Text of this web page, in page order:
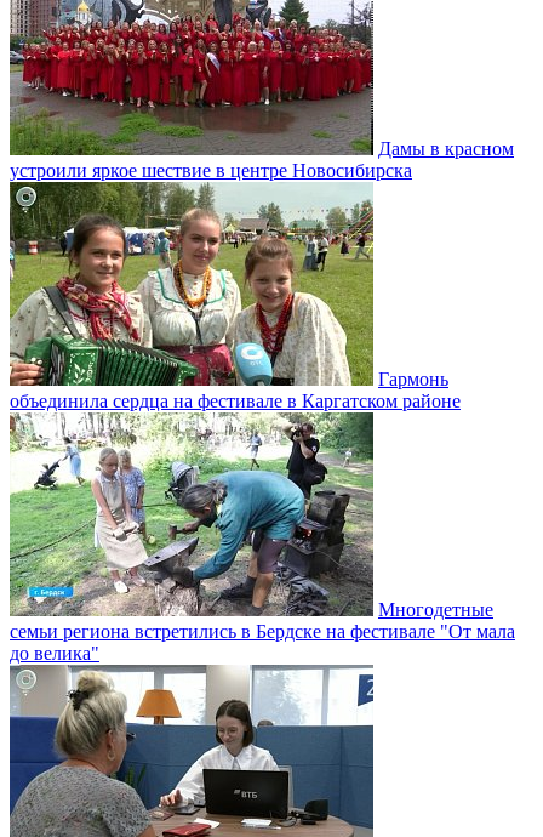
Дамы в красном
устроили яркое шествие в центре Новосибирска
Гармонь
объединила сердца на фестивале в Каргатском районе
Многодетные
семьи региона встретились в Бердске на фестивале "От мала
до велика"